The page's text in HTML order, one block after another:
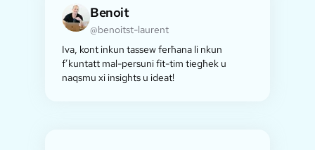
Benoit
@benoitst-laurent
Iva, kont inkun tassew ferħana li nkun
f’kuntatt mal-persuni fit-tim tiegħek u
naqsmu xi insights u ideat!